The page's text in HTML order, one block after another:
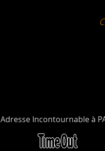
Adresse Incontournable à